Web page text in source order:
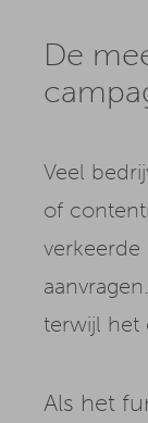
De
Veel
of
terwijl het
Als het